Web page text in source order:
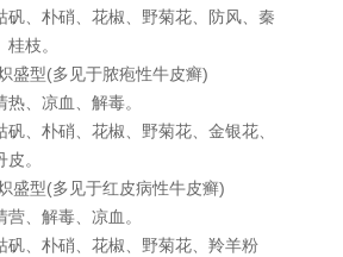
、朴硝、花椒、野菊花、防风、秦
枝。
型(多见于脓疱性牛皮癣)
、凉血、解毒。
朴硝、花椒、野菊花、金银花、
。
型(多见于红皮病性牛皮癣)
、解毒、凉血。
、朴硝、花椒、野菊花、羚羊粉